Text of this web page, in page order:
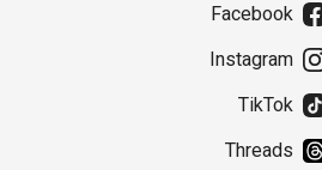
Facebook
Instagram
TikTok
Threads